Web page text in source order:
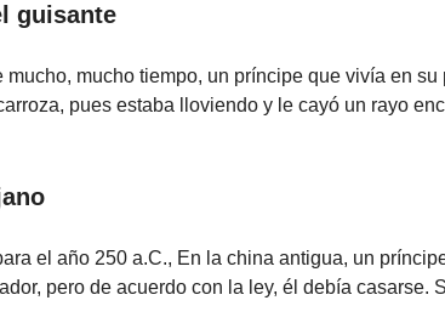
guisante
mucho, mucho tiempo, un príncipe que vivía en
pues estaba lloviendo y le cayó un rayo
el año 250 a.C., En la china antigua, un
pero de acuerdo con la ley, él debía casarse.